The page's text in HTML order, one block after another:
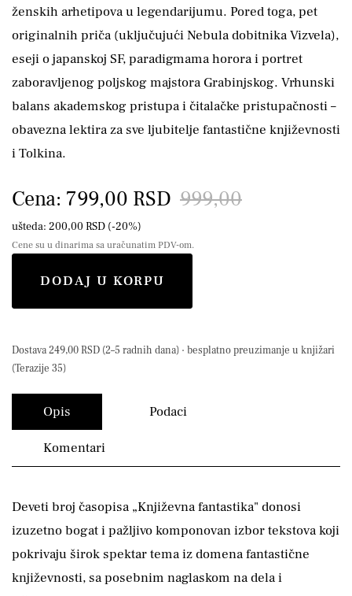
ženskih arhetipova u legendarijumu. Pored toga, pet
originalnih priča (uključujući Nebula dobitnika Vizvela),
eseji o japanskoj SF, paradigmama horora i portret
zaboravljenog poljskog majstora Grabinjskog. Vrhunski
balans akademskog pristupa i čitalačke pristupačnosti –
obavezna lektira za sve ljubitelje fantastične književnosti
i Tolkina.
Cena: 799,00 RSD 999,00
ušteda: 200,00 RSD (-20%)
Cene su u dinarima sa uračunatim PDV-om.
DODAJ U KORPU
Dostava 249,00 RSD (2–5 radnih dana) · besplatno preuzimanje u knjižari
(Terazije 35)
Opis Podaci
Komentari
Deveti broj časopisa „Književna fantastika" donosi
izuzetno bogat i pažljivo komponovan izbor tekstova koji
pokrivaju širok spektar tema iz domena fantastične
književnosti, sa posebnim naglaskom na dela i